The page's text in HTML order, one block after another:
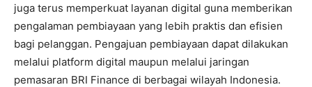
juga terus memperkuat layanan digital guna memberikan
pengalaman pembiayaan yang lebih praktis dan efisien
bagi pelanggan. Pengajuan pembiayaan dapat dilakukan
melalui platform digital maupun melalui jaringan
pemasaran BRI Finance di berbagai wilayah Indonesia.